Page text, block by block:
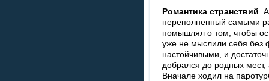
Романтика странствий .
переполненный самыми
помышлял о том, чтобы
уже не мыслили себя без
настойчивыми, и
добрался до родных мест,
Вначале ходил на